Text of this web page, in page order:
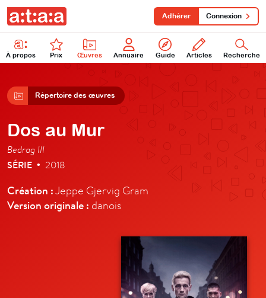
À propos Prix Œuvres Annuaire Guide Articles Recherche
Adhérer Connexion
Répertoire des œuvres
Dos au Mur
Bedrag III
SÉRIE • 2018
Création :Jeppe Gjervig Gram
Version originale : danois